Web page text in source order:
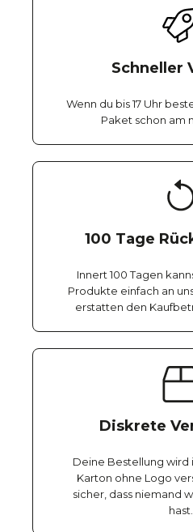
Schneller
Wenn du bis 17 Uhr
Paket schon am
100 Tage
Innert 100 Tagen
Produkte einfach an
erstatten den
Diskrete
Deine Bestellung wird
Karton ohne Logo
sicher, dass niemand
hast.